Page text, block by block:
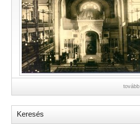
tovább
Keresés